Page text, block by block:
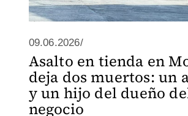
09.06.2026/
Asalto en tienda en
deja dos muertos: un
y un hijo del dueño
negocio